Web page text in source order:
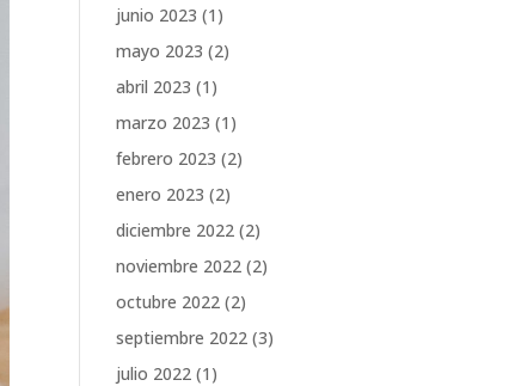
junio 2023 (1)
mayo 2023 (2)
abril 2023 (1)
marzo 2023 (1)
febrero 2023 (2)
enero 2023 (2)
diciembre 2022 (2)
noviembre 2022 (2)
octubre 2022 (2)
septiembre 2022 (3)
julio 2022 (1)